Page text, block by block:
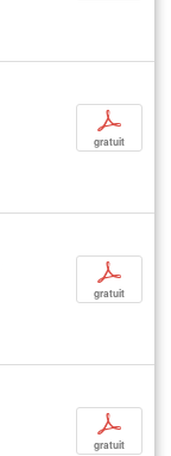
p
gratuit
p
gratuit
p
gratuit